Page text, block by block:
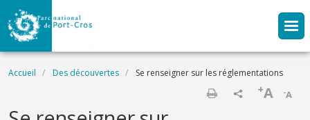
Aller au contenu principal
Fil d'Ariane
Accueil Des découvertes Se renseigner sur les réglementations
-A
+A